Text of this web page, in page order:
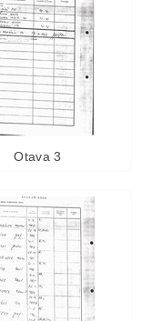
Otava 3